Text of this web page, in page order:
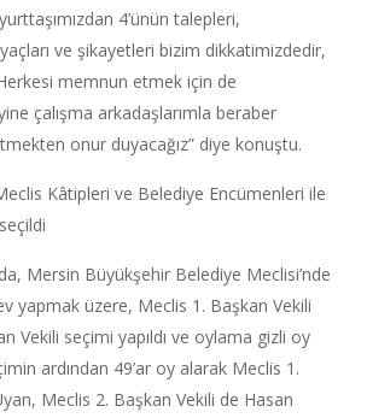
4’ünün talepleri,
ve şikayetleri bizim dikkatimizdedir,
Herkesi memnun etmek için de
çalışma arkadaşlarımla beraber
onur duyacağız” diye konuştu.
Kâtipleri ve Belediye Encümenleri ile
Mersin Büyükşehir Belediye Meclisi’nde
yapmak üzere, Meclis 1. Başkan Vekili
Vekili seçimi yapıldı ve oylama gizli oy
ardından 49’ar oy alarak Meclis 1.
Meclis 2. Başkan Vekili de Hasan